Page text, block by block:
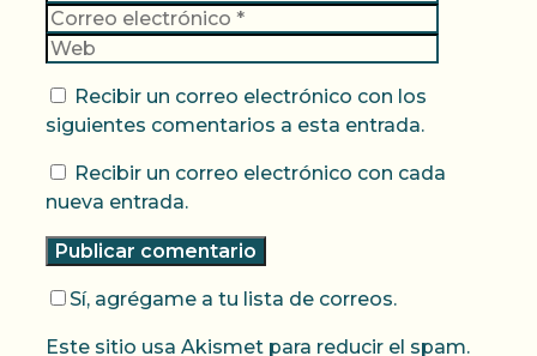
Recibir un correo electrónico con los
siguientes comentarios a esta entrada.
Recibir un correo electrónico con cada
nueva entrada.
Sí, agrégame a tu lista de correos.
Este sitio usa Akismet para reducir el spam.